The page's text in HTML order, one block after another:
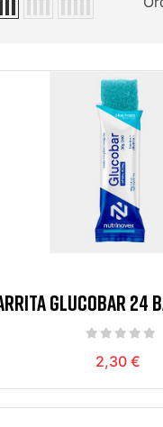
GLUCOBAR 24
CAFEINA
2,30 €